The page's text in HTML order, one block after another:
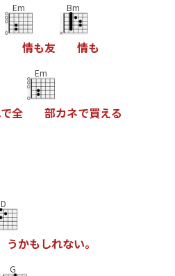
Em
情も友
Bm
情も
で全
Em
部カネで買える
D
うかもしれない。
G